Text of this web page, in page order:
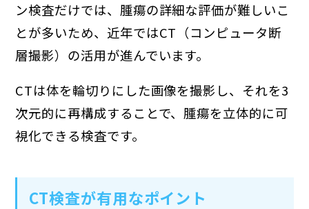
ン検査だけでは、腫瘍の詳細な評価が難しいこ
とが多いため、近年ではCT（コンピュータ断
層撮影）の活用が進んでいます。
CTは体を輪切りにした画像を撮影し、それを3
次元的に再構成することで、腫瘍を立体的に可
視化できる検査です。
CT検査が有用なポイント